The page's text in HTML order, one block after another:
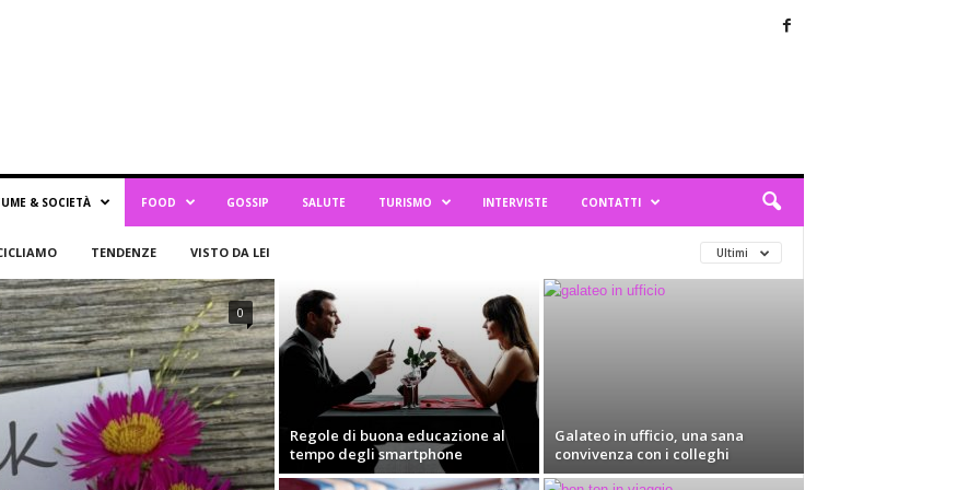
& SOCIETÀ FOOD GOSSIP SALUTE TURISMO INTERVISTE CONTATTI
TENDENZE VISTO DA LEI Ultimi
0
Regole di buona educazione al
tempo degli smartphone
Galateo in ufficio, una sana
convivenza con i colleghi